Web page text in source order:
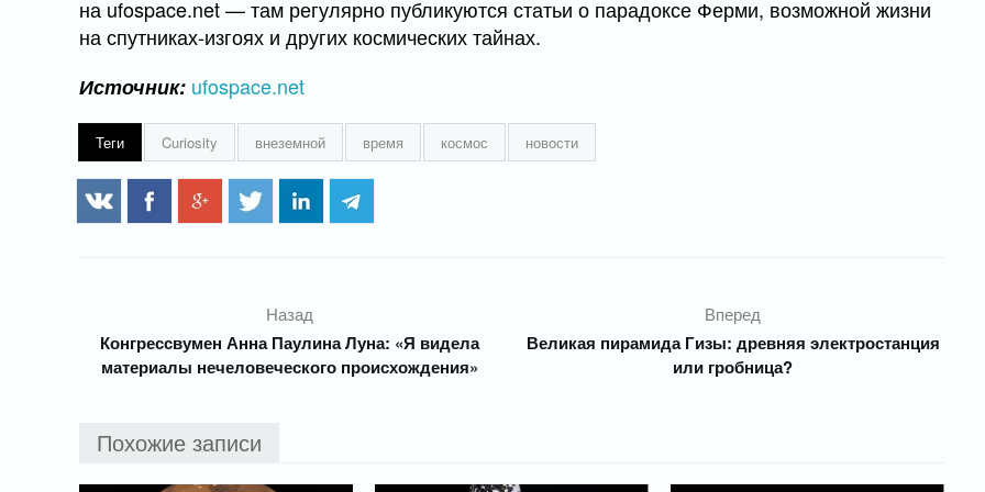
на ufospace.net — там регулярно публикуются статьи о парадоксе Ферми, возможной жизни
на спутниках-изгоях и других космических тайнах.
Источник: ufospace.net
Теги Curiosity внеземной время космос новости
Назад
Конгрессвумен Анна Паулина Луна: «Я видела
материалы нечеловеческого происхождения»
Вперед
Великая пирамида Гизы: древняя электростанция
или гробница?
Похожие записи